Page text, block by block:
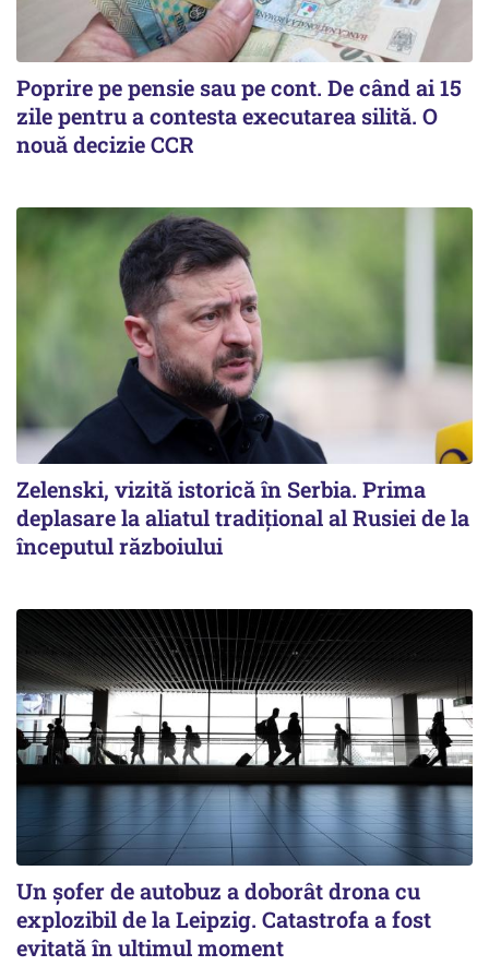
Poprire pe pensie sau pe cont. De când ai 15
zile pentru a contesta executarea silită. O
nouă decizie CCR
Zelenski, vizită istorică în Serbia. Prima
deplasare la aliatul tradițional al Rusiei de la
începutul războiului
Un șofer de autobuz a doborât drona cu
explozibil de la Leipzig. Catastrofa a fost
evitată în ultimul moment